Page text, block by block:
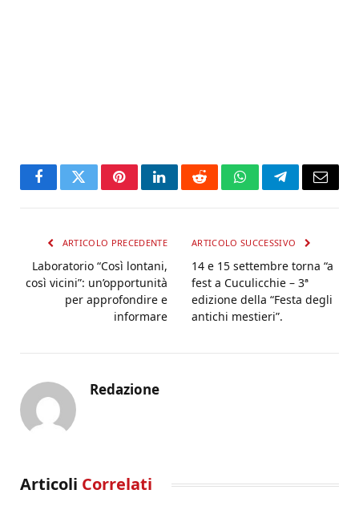
FacebookTwitterPinterestLinkedInRedditWhatsAppTelegramEmail
ARTICOLO PRECEDENTE
Laboratorio “Così lontani,
così vicini”: un’opportunità
per approfondire e
informare
ARTICOLO SUCCESSIVO
14 e 15 settembre torna “a
fest a Cuculicchie – 3ª
edizione della “Festa degli
antichi mestieri”.
Redazione
Articoli Correlati